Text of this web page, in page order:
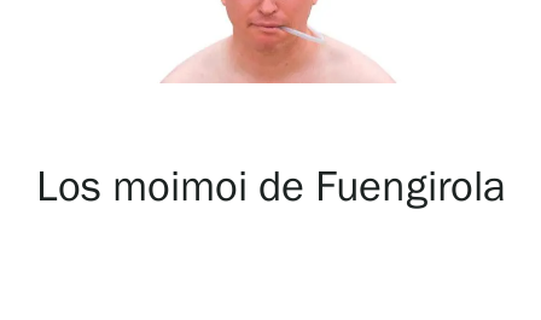
Los moimoi de Fuengirola